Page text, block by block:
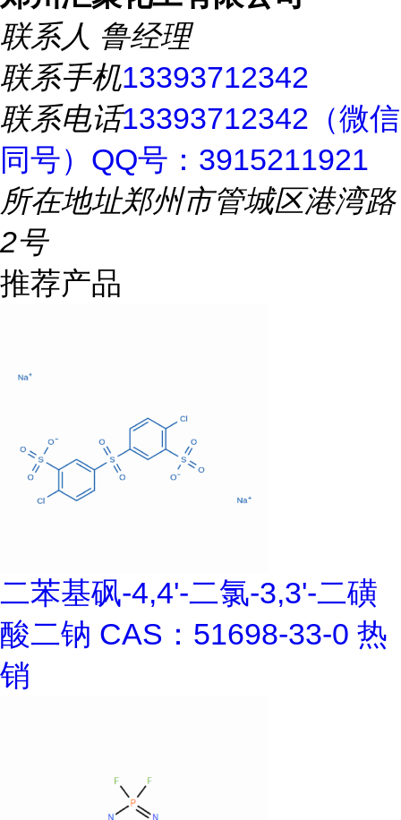
联系人 鲁经理
联系手机13393712342
联系电话13393712342（微信
同号）QQ号：3915211921
所在地址郑州市管城区港湾路
2号
推荐产品
二苯基砜-4,4'-二氯-3,3'-二磺
酸二钠 CAS：51698-33-0 热
销